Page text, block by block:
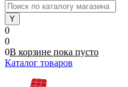
0
0
0В корзине пока пусто
Каталог товаров